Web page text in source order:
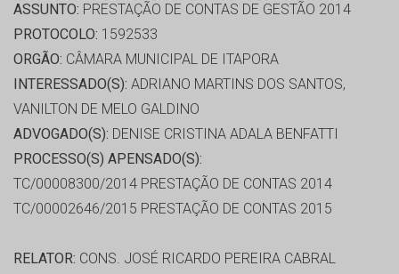
ASSUNTO: PRESTAÇÃO DE CONTAS DE GESTÃO 2014
PROTOCOLO: 1592533
ORGÃO: CÂMARA MUNICIPAL DE ITAPORA
INTERESSADO(S): ADRIANO MARTINS DOS SANTOS,
VANILTON DE MELO GALDINO
ADVOGADO(S): DENISE CRISTINA ADALA BENFATTI
PROCESSO(S) APENSADO(S):
TC/00008300/2014 PRESTAÇÃO DE CONTAS 2014
TC/00002646/2015 PRESTAÇÃO DE CONTAS 2015
RELATOR: CONS. JOSÉ RICARDO PEREIRA CABRAL